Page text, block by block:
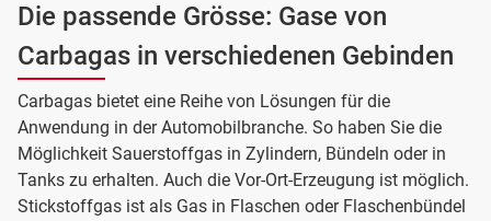
Die passende Grösse: Gase von
Carbagas in verschiedenen Gebinden
Carbagas bietet eine Reihe von Lösungen für die
Anwendung in der Automobilbranche. So haben Sie die
Möglichkeit Sauerstoffgas in Zylindern, Bündeln oder in
Tanks zu erhalten. Auch die Vor-Ort-Erzeugung ist möglich.
Stickstoffgas ist als Gas in Flaschen oder Flaschenbündel